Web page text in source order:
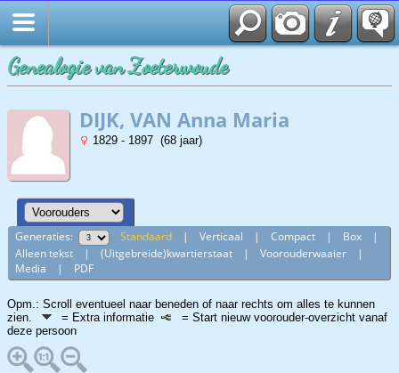
Genealogie van Zoeterwoude
DIJK, VAN Anna Maria
1829 - 1897 (68 jaar)
Generaties: Standaard |Verticaal |Compact | Box |
Alleen tekst |(Uitgebreide)kwartierstaat |Voorouderwaaier |
Media | PDF
Opm.: Scroll eventueel naar beneden of naar rechts om alles te kunnen
zien.
= Extra informatie
= Start nieuw voorouder-overzicht vanaf
deze persoon